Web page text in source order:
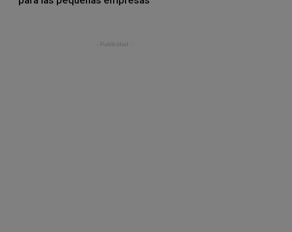
- Publicidad -